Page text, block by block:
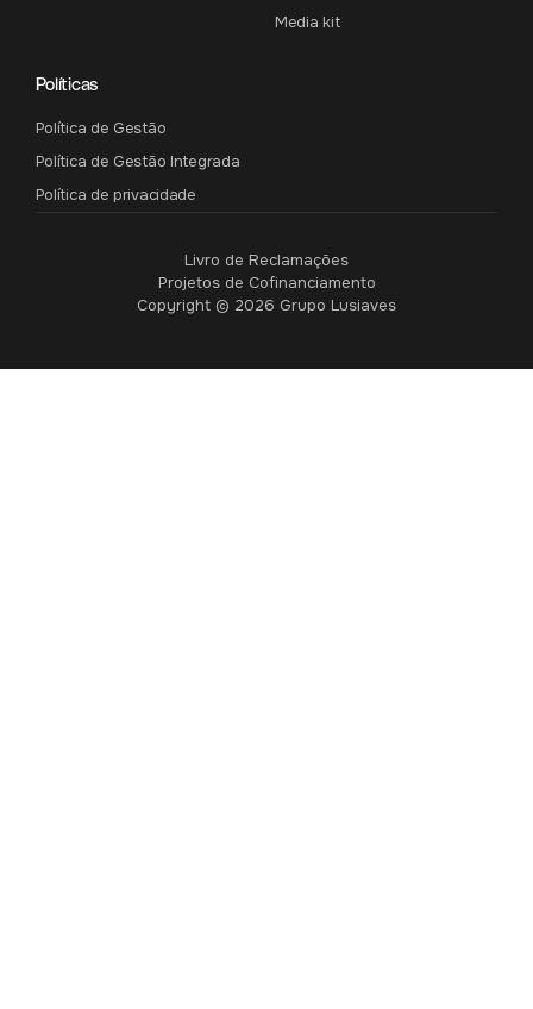
Media kit
Políticas
Política de Gestão
Política de Gestão Integrada
Política de privacidade
Livro de Reclamações
Projetos de Cofinanciamento
Copyright © 2026 Grupo Lusiaves